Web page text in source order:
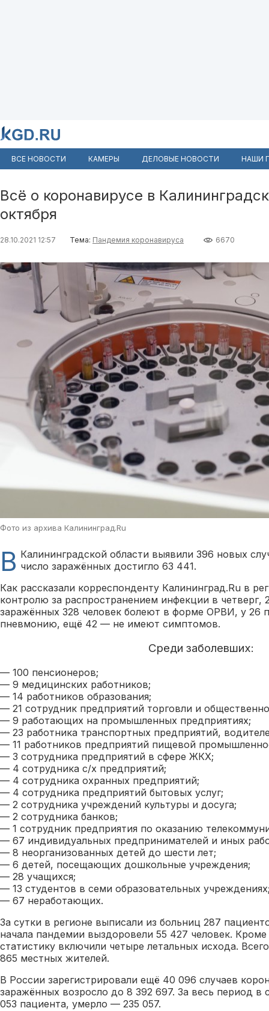
ВСЕ НОВОСТИ КАМЕРЫ ДЕЛОВЫЕ НОВОСТИ НАШИ
Всё о коронавирусе в
октября
28.10.2021 12:57 Тема: Пандемия коронавируса 6670
Фото из архива Калининград.Ru
В Калининградской области выявили 396 новых
число заражённых достигло 63 441.
Как рассказали корреспонденту Калининград.Ru в
контролю за распространением инфекции в четверг,
заражённых 328 человек болеют в форме ОРВИ, у 26
пневмонию, ещё 42 — не имеют симптомов.
Среди заболевших:
— 100 пенсионеров;
— 9 медицинских работников;
— 14 работников образования;
— 21 сотрудник предприятий торговли и
— 9 работающих на промышленных предприятиях;
— 23 работника транспортных предприятий,
— 11 работников предприятий пищевой
— 3 сотрудника предприятий в сфере ЖКХ;
— 4 сотрудника с/х предприятий;
— 4 сотрудника охранных предприятий;
— 4 сотрудника предприятий бытовых услуг;
— 2 сотрудника учреждений культуры и досуга;
— 2 сотрудника банков;
— 1 сотрудник предприятия по оказанию
— 67 индивидуальных предпринимателей и иных
— 8 неорганизованных детей до шести лет;
— 6 детей, посещающих дошкольные учреждения;
— 28 учащихся;
— 13 студентов в семи образовательных
— 67 неработающих.
За сутки в регионе выписали из больниц 287
начала пандемии выздоровели 55 427 человек.
статистику включили четыре летальных исхода.
865 местных жителей.
В России зарегистрировали ещё 40 096 случаев
заражённых возросло до 8 392 697. За весь период в
053 пациента, умерло — 235 057.